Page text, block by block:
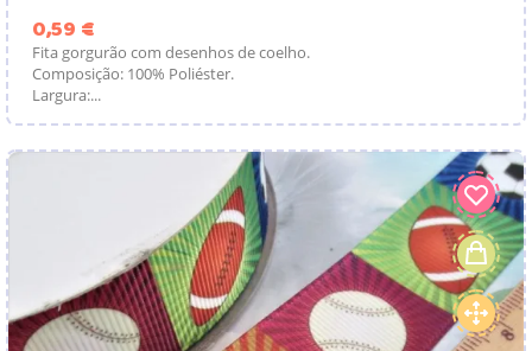
0,59 €
Fita gorgurão com desenhos de coelho.
Composição: 100% Poliéster.
Largura:...